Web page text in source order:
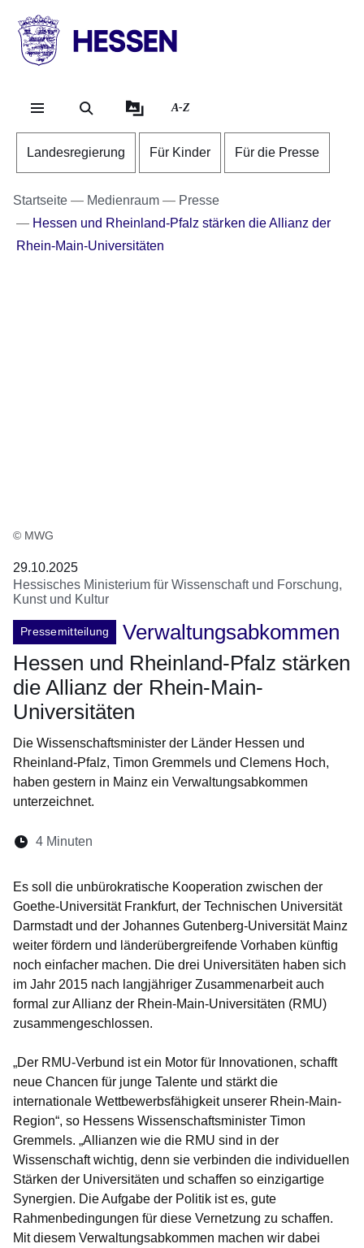
HESSEN
Landesregierung
A-Z
Landesregierung Für Kinder Für die Presse
Startseite Medienraum
Presse
Hessen und Rheinland-Pfalz stärken die Allianz der
Rhein-Main-Universitäten
© MWG
29.10.2025
Hessisches Ministerium für Wissenschaft und Forschung,
Kunst und Kultur
Pressemitteilung
Verwaltungsabkommen
Hessen und Rheinland-Pfalz stärken
die Allianz der Rhein-Main-
Universitäten
Die Wissenschaftsminister der Länder Hessen und
Rheinland-Pfalz, Timon Gremmels und Clemens Hoch,
haben gestern in Mainz ein Verwaltungsabkommen
unterzeichnet.
Lesedauer:
4 Minuten
Es soll die unbürokratische Kooperation zwischen der
Goethe-Universität Frankfurt, der Technischen Universität
Darmstadt und der Johannes Gutenberg-Universität Mainz
weiter fördern und länderübergreifende Vorhaben künftig
noch einfacher machen. Die drei Universitäten haben sich
im Jahr 2015 nach langjähriger Zusammenarbeit auch
formal zur Allianz der Rhein-Main-Universitäten (RMU)
zusammengeschlossen.
„Der RMU-Verbund ist ein Motor für Innovationen, schafft
neue Chancen für junge Talente und stärkt die
internationale Wettbewerbsfähigkeit unserer Rhein-Main-
Region“, so Hessens Wissenschaftsminister Timon
Gremmels. „Allianzen wie die RMU sind in der
Wissenschaft wichtig, denn sie verbinden die individuellen
Stärken der Universitäten und schaffen so einzigartige
Synergien. Die Aufgabe der Politik ist es, gute
Rahmenbedingungen für diese Vernetzung zu schaffen.
Mit diesem Verwaltungsabkommen machen wir dabei